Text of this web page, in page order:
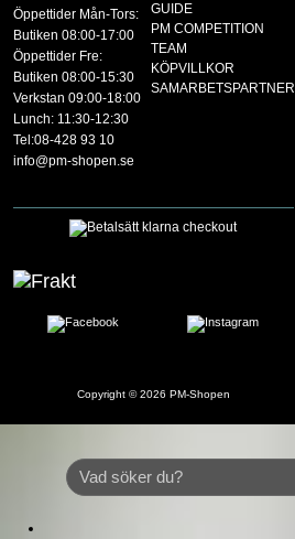
Öppettider Mån-Tors:
Butiken 08:00-17:00
Öppettider Fre:
Butiken 08:00-15:30
Verkstan 09:00-18:00
Lunch: 11:30-12:30
Tel:08-428 93 10
info@pm-shopen.se
GUIDE
PM COMPETITION
TEAM
KÖPVILLKOR
SAMARBETSPARTNER
Copyright © 2026 PM-Shopen